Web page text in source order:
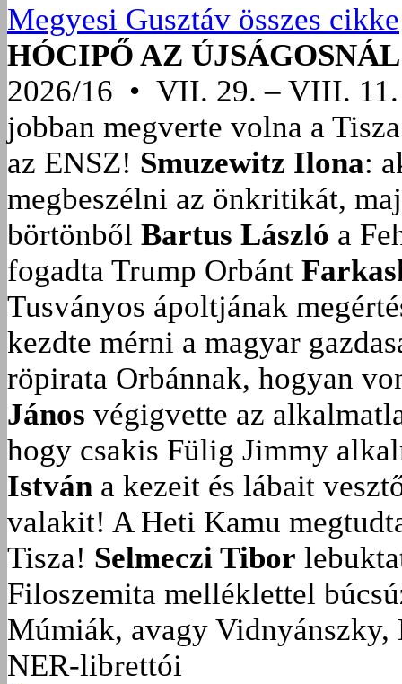
Megyesi Gusztáv összes cikke
HÓCIPŐ AZ ÚJSÁGOSNÁL
2026/16 • VII. 29. – VIII. 11.
jobban megverte volna a
az ENSZ! Smuzewitz Ilona:
megbeszélni az önkritikát,
börtönből Bartus László a
fogadta Trump Orbánt
Tusványos ápoltjának
kezdte mérni a magyar
röpirata Orbánnak, hogyan
János végigvette az
hogy csakis Fülig Jimmy
István a kezeit és lábait
valakit! A Heti Kamu
Tisza! Selmeczi Tibor
Filoszemita melléklettel
Múmiák, avagy Vidnyánszky,
NER-librettói